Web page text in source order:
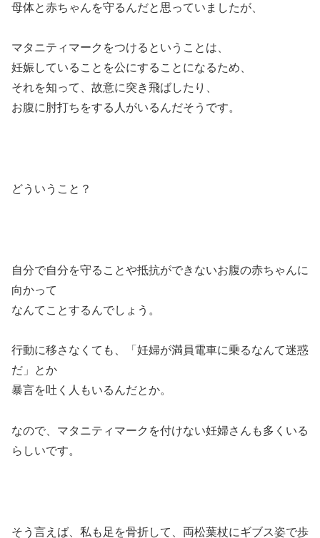
母体と赤ちゃんを守るんだと思っていましたが、
マタニティマークをつけるということは、
妊娠していることを公にすることになるため、
それを知って、故意に突き飛ばしたり、
お腹に肘打ちをする人がいるんだそうです。
どういうこと？
自分で自分を守ることや抵抗ができないお腹の赤ちゃんに
向かって
なんてことするんでしょう。
行動に移さなくても、「妊婦が満員電車に乗るなんて迷惑
だ」とか
暴言を吐く人もいるんだとか。
なので、マタニティマークを付けない妊婦さんも多くいる
らしいです。
そう言えば、私も足を骨折して、両松葉杖にギブス姿で歩